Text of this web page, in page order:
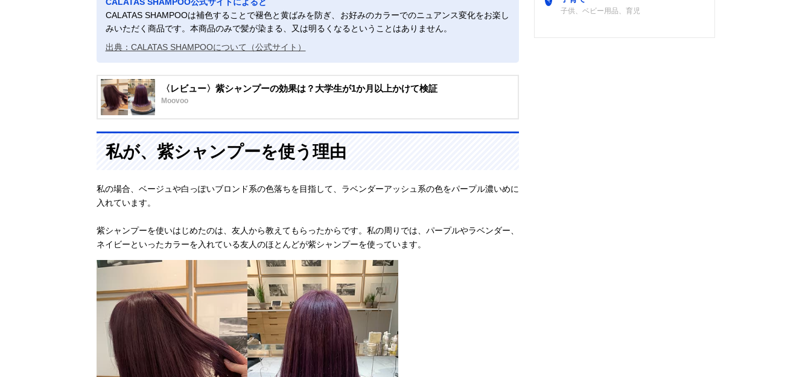
CALATAS SHAMPOOは補色することで褪色と黄ばみを防ぎ、お好みのカラーでのニュアンス変化をお楽し
みいただく商品です。本商品のみで髪が染まる、又は明るくなるということはありません。
出典：CALATAS SHAMPOOについて（公式サイト）
〈レビュー〉紫シャンプーの効果は？大学生が1か月以上かけて検証
Moovoo
私が、紫シャンプーを使う理由
私の場合、ベージュや白っぽいブロンド系の色落ちを目指して、ラベンダーアッシュ系の色をパープル濃いめに
入れています。
紫シャンプーを使いはじめたのは、友人から教えてもらったからです。私の周りでは、パープルやラベンダー、
ネイビーといったカラーを入れている友人のほとんどが紫シャンプーを使っています。
子供、ベビー用品、育児